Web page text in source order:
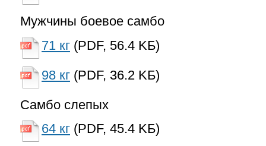
Мужчины боевое самбо
71 кг (PDF, 56.4 KБ)
98 кг (PDF, 36.2 KБ)
Самбо слепых
64 кг (PDF, 45.4 KБ)